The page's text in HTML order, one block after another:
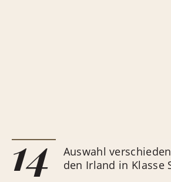
14
Auswahl
den Irland in Klasse